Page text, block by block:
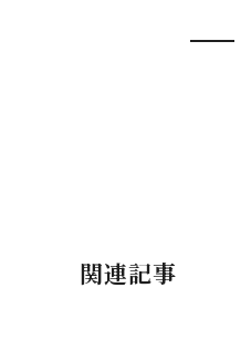
関連記事